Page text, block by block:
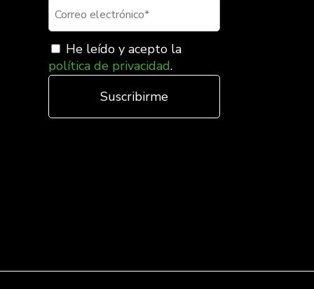
He leído y acepto la
política de privacidad.